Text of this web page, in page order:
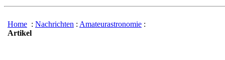
Home : Nachrichten : Amateurastronomie :
Artikel